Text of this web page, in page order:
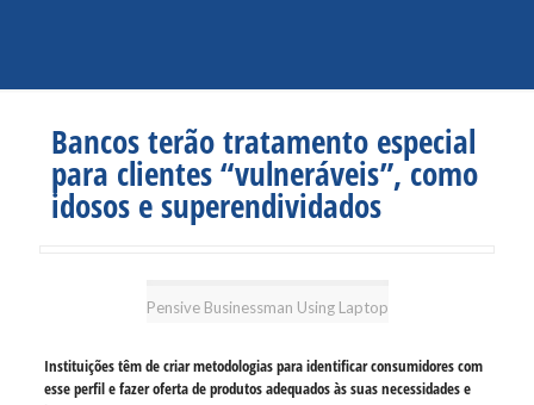
Bancos terão tratamento especial
para clientes “vulneráveis”, como
idosos e superendividados
Pensive Businessman Using Laptop
Instituições têm de criar metodologias para identificar consumidores com
esse perfil e fazer oferta de produtos adequados às suas necessidades e